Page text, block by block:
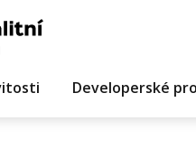
Developerské